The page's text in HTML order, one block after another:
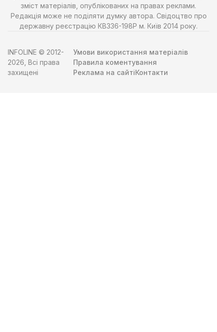
зміст матеріалів, опублікованих на правах реклами.
Редакція може не поділяти думку автора. Свідоцтво про
державну реєстрацію КВ336-198Р м. Київ 2014 року.
INFOLINE © 2012-
2026, Всі права
захищені
Умови використання матеріалів
Правила коментування
Реклама на сайтіКонтакти